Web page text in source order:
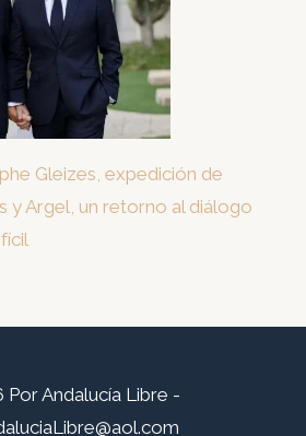
Gleizes, expedición de
y Argel, un retorno al diálogo
Andalucía Libre -